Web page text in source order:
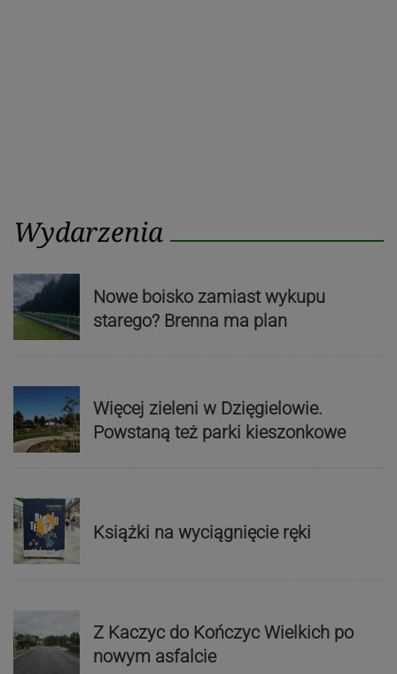
Wydarzenia
Nowe boisko zamiast wykupu
starego? Brenna ma plan
Więcej zieleni w Dzięgielowie.
Powstaną też parki kieszonkowe
Książki na wyciągnięcie ręki
Z Kaczyc do Kończyc Wielkich po
nowym asfalcie